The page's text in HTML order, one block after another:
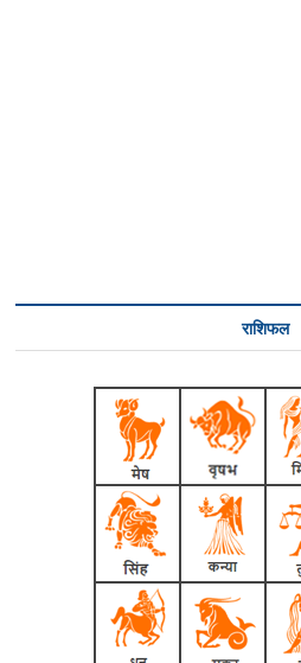
राशिफल